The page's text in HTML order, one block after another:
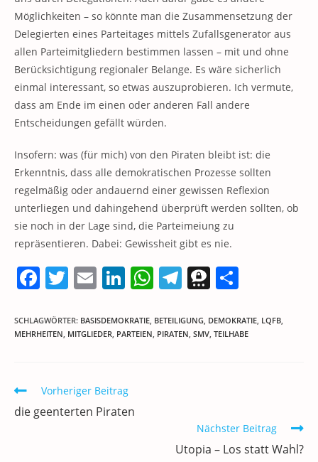
Möglichkeiten – so könnte man die Zusammensetzung der
Delegierten eines Parteitages mittels Zufallsgenerator aus
allen Parteimitgliedern bestimmen lassen – mit und ohne
Berücksichtigung regionaler Belange. Es wäre sicherlich
einmal interessant, so etwas auszuprobieren. Ich vermute,
dass am Ende im einen oder anderen Fall andere
Entscheidungen gefällt würden.
Insofern: was (für mich) von den Piraten bleibt ist: die
Erkenntnis, dass alle demokratischen Prozesse sollten
regelmäßig oder andauernd einer gewissen Reflexion
unterliegen und dahingehend überprüft werden sollten, ob
sie noch in der Lage sind, die Parteimeiung zu
repräsentieren. Dabei: Gewissheit gibt es nie.
F
c
e
o
o
T
itt
er
E
ai
l
Li
k
e
n
W
at
s
T
e
gr
T
re
e
le
n
SCHLAGWÖRTER: BASISDEMOKRATIE, BETEILIGUNG, DEMOKRATIE, LQFB,
MEHRHEITEN, MITGLIEDER, PARTEIEN, PIRATEN, SMV, TEILHABE
Weitere
Artikel
ansehen
Vorheriger Beitrag
die geenterten Piraten
Nächster Beitrag
Utopia – Los statt Wahl?